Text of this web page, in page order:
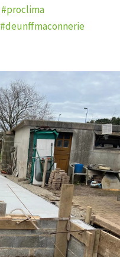
#proclima
#deunffmaconnerie